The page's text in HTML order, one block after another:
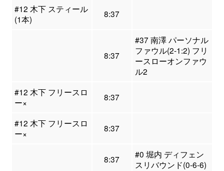
#12 木下 スティール
(1本)
8:37
8:37
#37 南澤 パーソナル
ファウル(2-1:2) フリ
ースローオンファウ
ル2
#12 木下 フリースロ
ー×
8:37
#12 木下 フリースロ
ー×
8:37
8:37
#0 堀内 ディフェン
スリバウンド(0-6-6)